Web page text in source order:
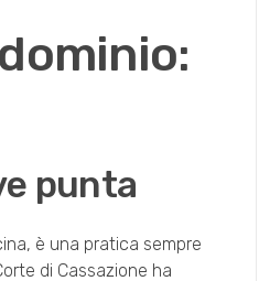
punta
è una pratica sempre
di Cassazione ha